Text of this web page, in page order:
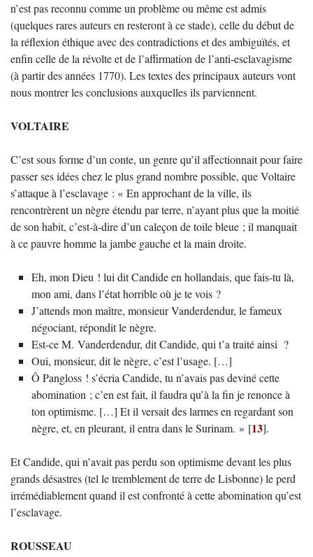
n’est pas reconnu comme un problème ou même est admis
(quelques rares auteurs en resteront à ce stade), celle du début de
la réflexion éthique avec des contradictions et des ambiguïtés, et
enfin celle de la révolte et de l’affirmation de l’anti-esclavagisme
(à partir des années 1770). Les textes des principaux auteurs vont
nous montrer les conclusions auxquelles ils parviennent.
VOLTAIRE
C’est sous forme d’un conte, un genre qu’il affectionnait pour faire
passer ses idées chez le plus grand nombre possible, que Voltaire
s’attaque à l’esclavage : « En approchant de la ville, ils
rencontrèrent un nègre étendu par terre, n’ayant plus que la moitié
de son habit, c’est-à-dire d’un caleçon de toile bleue ; il manquait
à ce pauvre homme la jambe gauche et la main droite.
Eh, mon Dieu ! lui dit Candide en hollandais, que fais-tu là,
mon ami, dans l’état horrible où je te vois ?
J’attends mon maître, monsieur Vanderdendur, le fameux
négociant, répondit le nègre.
Est-ce M. Vanderdendur, dit Candide, qui t’a traité ainsi ?
Oui, monsieur, dit le nègre, c’est l’usage. […]
Ô Pangloss ! s’écria Candide, tu n’avais pas deviné cette
abomination ; c’en est fait, il faudra qu’à la fin je renonce à
ton optimisme. […] Et il versait des larmes en regardant son
nègre, et, en pleurant, il entra dans le Surinam. » [13].
Et Candide, qui n’avait pas perdu son optimisme devant les plus
grands désastres (tel le tremblement de terre de Lisbonne) le perd
irrémédiablement quand il est confronté à cette abomination qu’est
l’esclavage.
ROUSSEAU